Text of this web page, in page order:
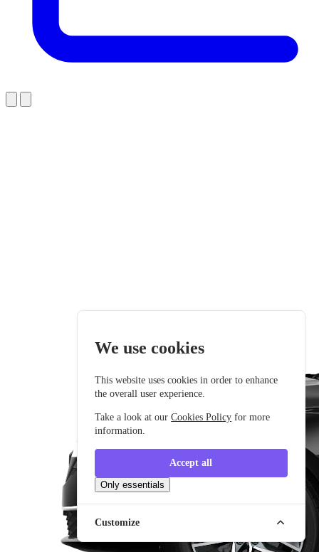
We use cookies
This website uses cookies in order to enhance
the overall user experience.
Take a look at ourCookies Policy for more
information.
Accept all
Only essentials
Customize